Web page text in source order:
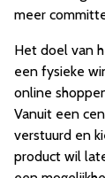
meer
Het doel van
een fysieke
online
Vanuit een
verstuurd en
product wil